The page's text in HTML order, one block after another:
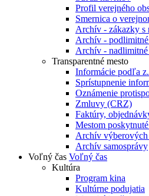
Profil verejného
Smernica o
Archív - zákazky s
Archív -
Archív -
Transparentné mesto
Informácie podľa
Sprístupnenie
Oznámenie
Zmluvy (CRZ)
Faktúry,
Mestom
Archív
Archív samosprávy
Voľný čas Voľný čas
Kultúra
Program kina
Kultúrne podujatia